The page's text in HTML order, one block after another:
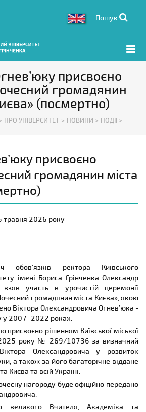
Пошук
присвоєно
громадянин
(посмертно)
ПРО УНІВЕРСИТЕТ > НОВИНИ > ПОДІЇ >
присвоєно
громадянин міста
травня 2026 року
обов’язків ректора Київського
імені Бориса Грінченка Олександр
участь в урочистій церемонії
громадянин міста Києва», якою
Віктора Олександровича Огнев’юка -
у 2007–2022 роках.
присвоєно рішенням Київської міської
року № 269/10736 за визначний
Олександровича у розвиток
а також за його багаторічне віддане
Києва та всій Україні.
нагороду буде офіційно передано
великого Вчителя, Академіка та